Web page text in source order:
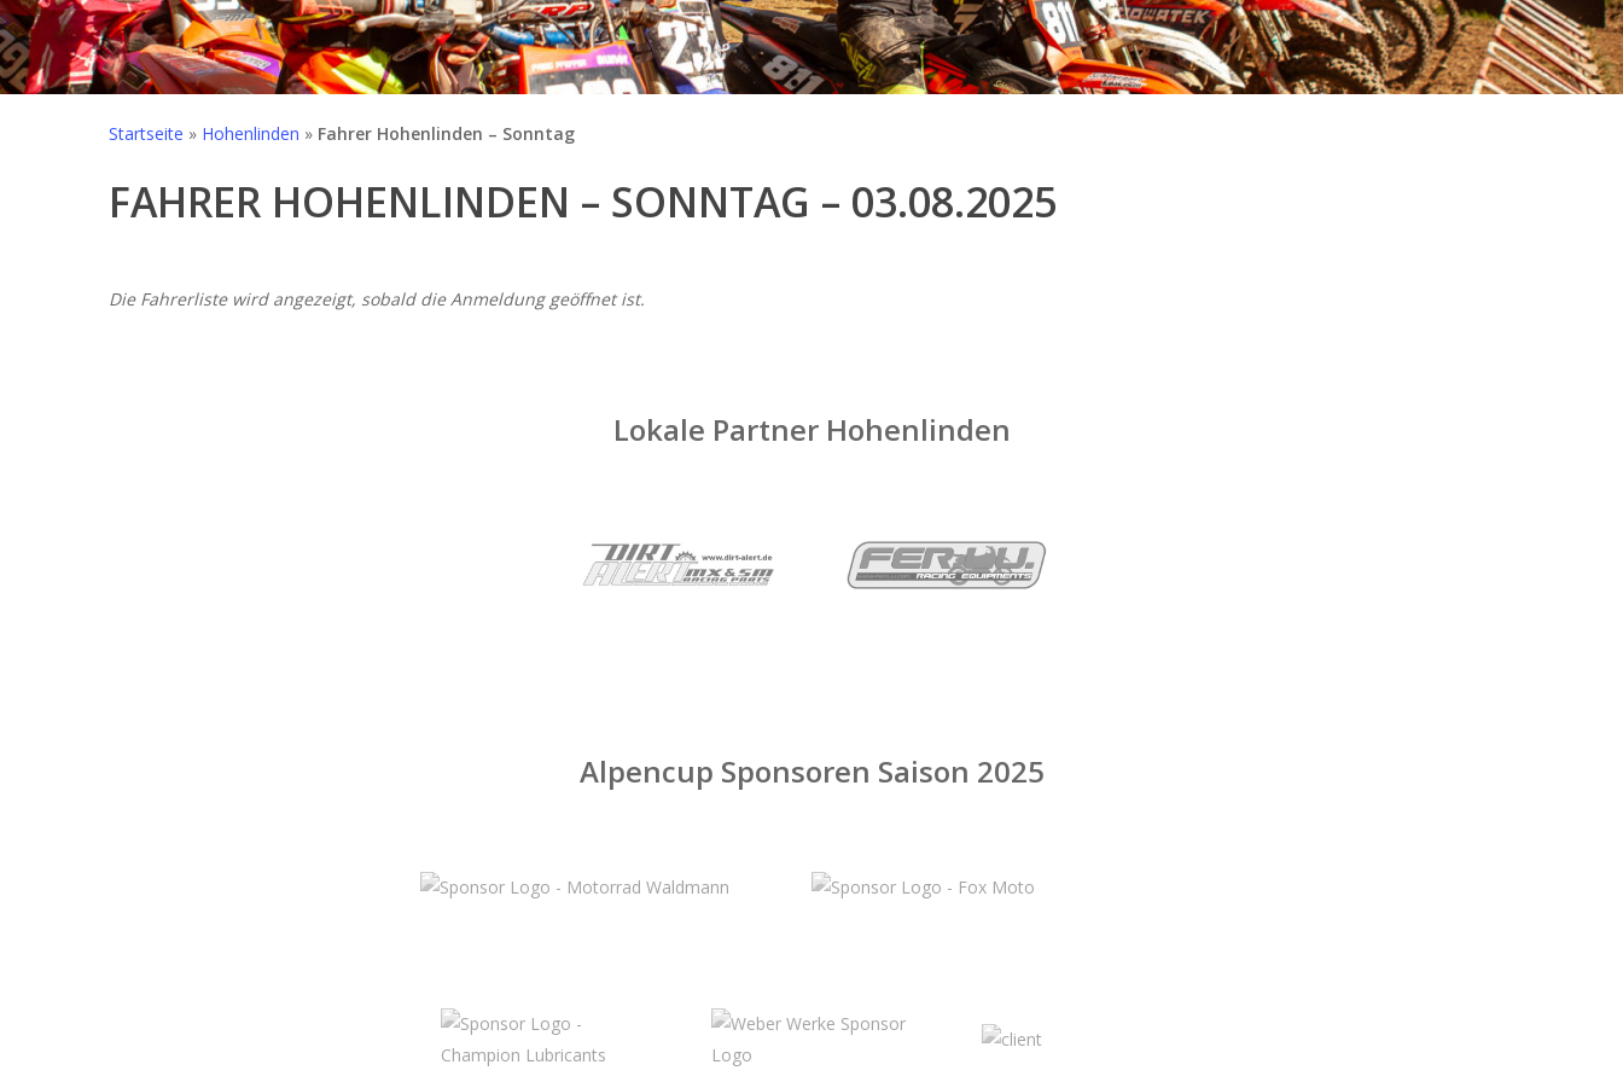
Startseite » Hohenlinden » Fahrer Hohenlinden – Sonntag
FAHRER HOHENLINDEN – SONNTAG – 03.08.2025
Die Fahrerliste wird angezeigt, sobald die Anmeldung geöffnet ist.
Lokale Partner Hohenlinden
Alpencup Sponsoren Saison 2025